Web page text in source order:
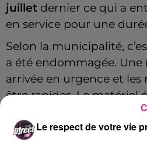
juillet dernier ce qui a
en service pour une
Selon la municipalité,
a été endommagée. Une
arrivée en urgence et
être rapides. Le matériel
garantie couvre le coût
La liaison fluviale d’une
Le respect de votre vie